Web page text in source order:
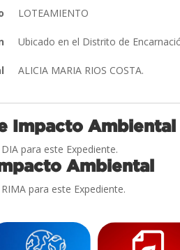
LOTEAMIENTO
Ubicado en el Distrito de
ALICIA MARIA RIOS COSTA.
Impacto Ambiental
para este Expediente.
Ambiental
para este Expediente.